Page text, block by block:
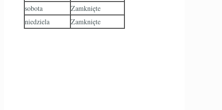
sobota
Zamknięte
niedziela
Zamknięte